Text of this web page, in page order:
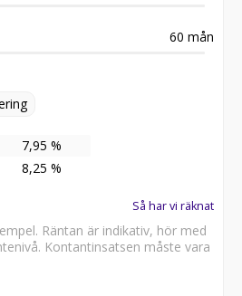
60 mån
7,95 %
8,25 %
Så har vi räknat
Räntan är indikativ, hör med
Kontantinsatsen måste vara